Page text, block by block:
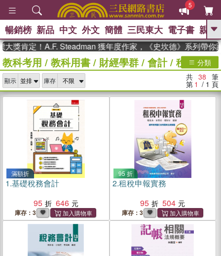
5
GO
熱搜： 東野圭吾 、 高希均教授回憶錄
、 The Odyssey 、 父親節 、 如果歷
國際布克
獎 臺灣漫遊錄 、 方念華 、 台灣的李
數學女孩：黎曼猜想
偉大的迷走神經
暢銷榜 新品 中文 外文 簡體 三民東大 電子書 親子
定！A.F. Steadman 獲年度作家，《史坎德》系列帶你踏上熱
教科考用 / 教科用書/ 財經學群/ 會計/ 稅務法規
分類
顯示 庫存 共 38 筆
第 1 / 1 頁
滿額折
1.基礎稅務會計
95
646
庫存：3
95 折
2.租稅申報實務
95
504
庫存：3